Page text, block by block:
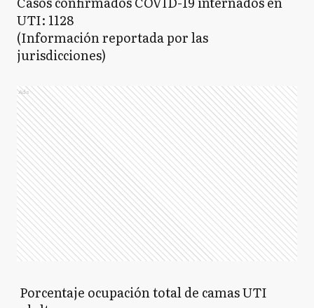
UTI: 1128
(Información reportada por las
jurisdicciones)
Ads
Porcentaje ocupación total de camas UTI